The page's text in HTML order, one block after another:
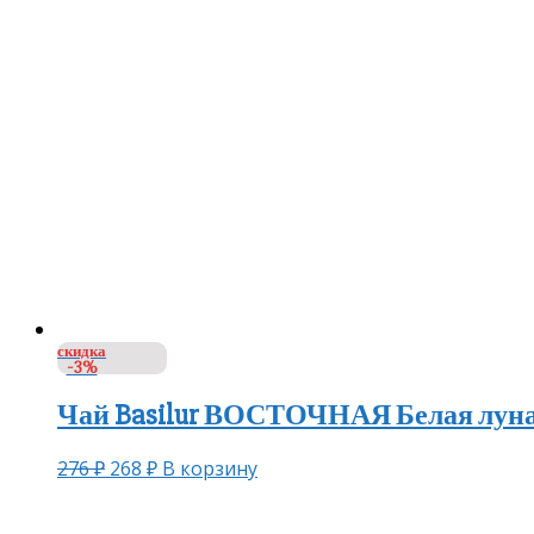
скидка
-3%
Чай Basilur ВОСТОЧНАЯ Белая луна
276₽ 268 ₽ В корзину